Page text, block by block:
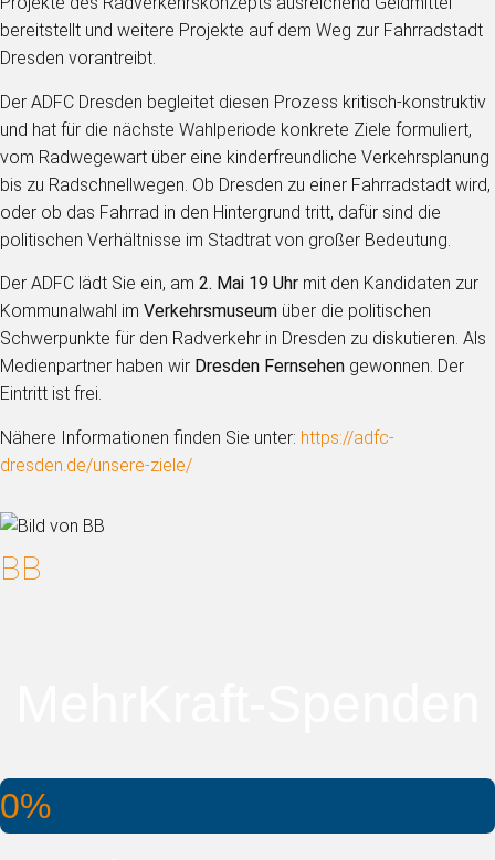
bereitstellt und weitere Projekte auf dem Weg zur Fahrradstadt
Dresden vorantreibt.
Der ADFC Dresden begleitet diesen Prozess kritisch-konstruktiv
und hat für die nächste Wahlperiode konkrete Ziele formuliert,
vom Radwegewart über eine kinderfreundliche Verkehrsplanung
bis zu Radschnellwegen. Ob Dresden zu einer Fahrradstadt wird,
oder ob das Fahrrad in den Hintergrund tritt, dafür sind die
politischen Verhältnisse im Stadtrat von großer Bedeutung.
Der ADFC lädt Sie ein, am 2. Mai 19 Uhr mit den Kandidaten zur
Kommunalwahl im Verkehrsmuseum über die politischen
Schwerpunkte für den Radverkehr in Dresden zu diskutieren. Als
Medienpartner haben wir Dresden Fernsehen gewonnen. Der
Eintritt ist frei.
Nähere Informationen finden Sie unter: https://adfc-
dresden.de/unsere-ziele/
BB
0%